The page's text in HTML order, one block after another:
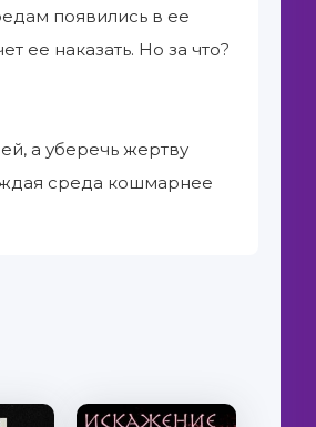
появились в ее
ее наказать. Но за что?
а уберечь жертву
среда кошмарнее